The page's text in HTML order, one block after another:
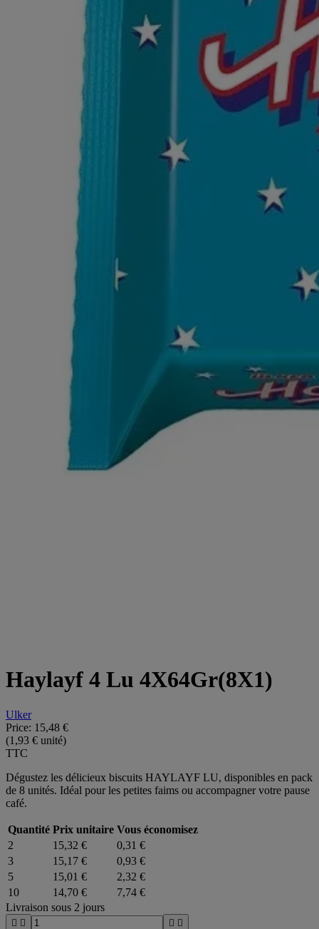
Haylayf 4 Lu 4X64Gr(8X1)
Ulker
Price: 15,48 €
(1,93 € unité)
TTC
Dégustez les délicieux biscuits HAYLAYF LU, disponibles en pack
de 8 unités. Idéal pour les petites faims ou accompagner votre pause
café.
Quantité Prix unitaire Vous économisez
2
15,32 €
0,31 €
3
15,17 €
0,93 €
5
15,01 €
2,32 €
10
14,70 €
7,74 €
Livraison sous 2 jours
   